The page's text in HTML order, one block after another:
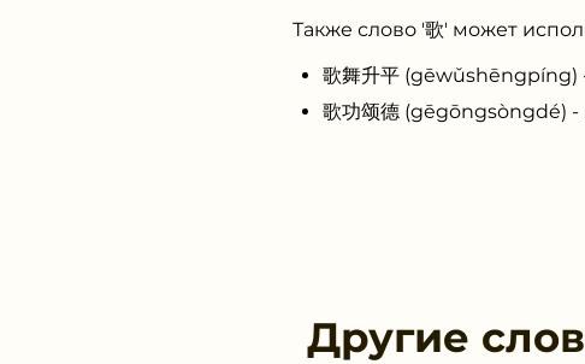
Также слово '歌' может
歌舞升平
歌功颂德 (gēgōngsòngdé) -
Другие